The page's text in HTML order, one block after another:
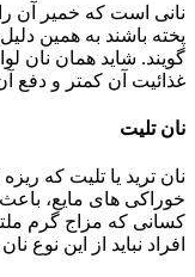
نانی است که خمیر آن
پخته باشند به همین
گویند. شاید همان نان
غذائیت آن کمتر و دفع
نان تلیت
نان ترید یا تلیت که
خوراکی های مایع،
کسانی که مزاج گرم
افراد نباید از این نوع